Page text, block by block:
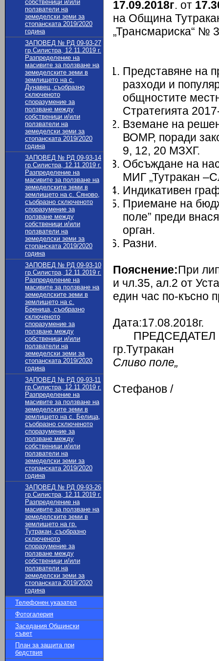
собственици и/или
ползватели на
земеделски земи за
стопанската 2019/2020
година
ЗАПОВЕД № РД 09-93-27
гр.Силистра, 12.11.2019 г.
Разпределение на
масивите за ползване на
земеделските земи в
землището на с.
Дунавец, съобразно
сключеното
споразумение за
ползване между
собственици и/или
ползватели на
земеделски земи за
стопанската 2019/2020
година
ЗАПОВЕД № РД 09-93-14
гр.Силистра, 12.11.2019 г.
Разпределение на
масивите за ползване на
земеделските земи в
землището на с. Сяново,
съобразно сключеното
споразумение за
ползване между
собственици и/или
ползватели на
земеделски земи за
стопанската 2019/2020
година
ЗАПОВЕД № РД 09-93-10
гр.Силистра, 12.11.2019 г.
Разпределение на
масивите за ползване на
земеделските земи в
землището на с.
Бреница, съобразно
сключеното
споразумение за
ползване между
собственици и/или
ползватели на
земеделски земи за
стопанската 2019/2020
година
ЗАПОВЕД № РД 09-93-11
гр.Силистра, 12.11.2019 г.
Разпределение на
масивите за ползване на
земеделските земи в
землището на с. Белица,
съобразно сключеното
споразумение за
ползване между
собственици и/или
ползватели на
земеделски земи за
стопанската 2019/2020
година
ЗАПОВЕД № РД 09-93-26
гр.Силистра, 12.11.2019 г.
Разпределение на
масивите за ползване на
земеделските земи в
землището на гр.
Тутракан, съобразно
сключеното
споразумение за
ползване между
собственици и/или
ползватели на
земеделски земи за
стопанската 2019/2020
година
Телефонен указател
Фотогалерия
Заседания Общински
съвет
План за защита при
бедствия
17.09.2018г. от
на Община
„Трансмариска“ №
Представяне на
разходи и
общностите
Стратегията
Вземане на
ВОМР, поради
9, 12, 20 МЗХГ.
Обсъждане на
МИГ „Тутракан
Индикативен
Приемане на
поле” преди
орган.
Разни.
Пояснение:При
и чл.35, ал.2 от
един час по-късно
ПРЕДСЕДАТЕЛ
Сливо поле„
Стефанов /